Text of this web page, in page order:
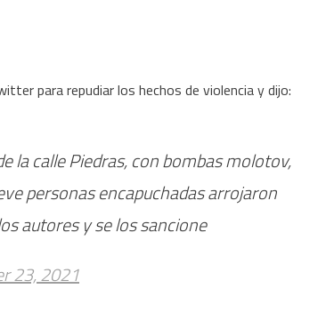
para repudiar los hechos de violencia y dijo:
la calle Piedras, con bombas molotov,
personas encapuchadas arrojaron
autores y se los sancione
23, 2021